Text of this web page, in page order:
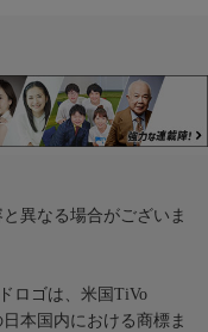
異なる場合がございま
ロゴは、米国TiVo
本国内における商標ま